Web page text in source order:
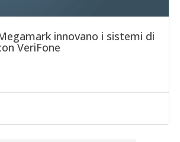
innovano i sistemi di
VeriFone